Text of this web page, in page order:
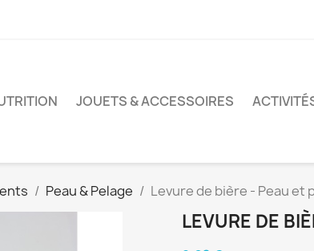
JOUETS & ACCESSOIRES
Peau & Pelage Levure de bière - Peau et
LEVURE DE